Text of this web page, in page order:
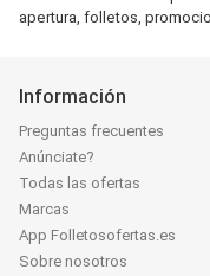
apertura, folletos,
Información
Preguntas frecuentes
Anúnciate?
Todas las ofertas
Marcas
App Folletosofertas.es
Sobre nosotros